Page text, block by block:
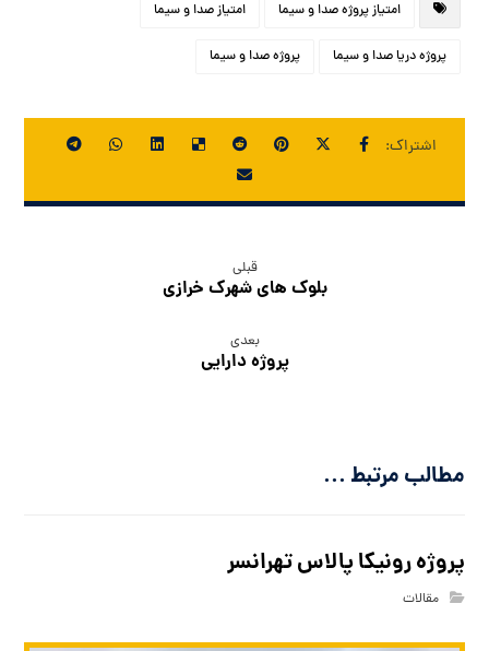
امتیاز پروژه صدا و سیما امتیاز صدا و سیما
پروژه دریا صدا و سیما پروژه صدا و سیما
قبلی
بلوک های شهرک خرازی
بعدی
پروژه دارایی
مطالب مرتبط ...
پروژه رونیکا پالاس تهرانسر
مقالات